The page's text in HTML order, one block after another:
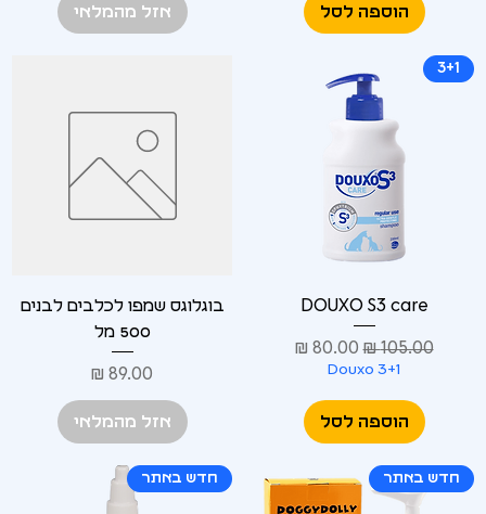
הוספה לסל אזל מהמלאי
3+1
DOUXO S3 care
מחיר רגיל‏105.00 ‏₪ מחיר מבצע
Douxo 3+1
הוספה לסל
בוגלוגס שמפו לכלבים לבנים
500 מל
מחיר
אזל מהמלאי
חדש באתר חדש באתר